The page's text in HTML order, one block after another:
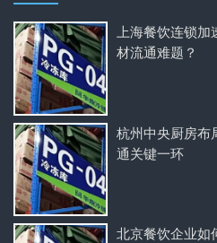
上海餐饮连锁
材流通难题？
杭州中央厨房布
通关键一环
北京餐饮企业如